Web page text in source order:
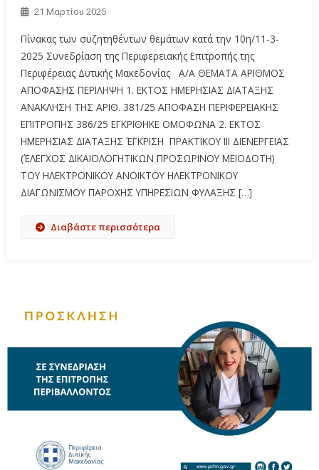
21 Μαρτίου 2025
Πίνακας των συζητηθέντων θεμάτων κατά την 10η/11-3-
2025 Συνεδρίαση της Περιφερειακής Επιτροπής της
Περιφέρειας Δυτικής Μακεδονίας Α/Α ΘΕΜΑΤΑ ΑΡΙΘΜΟΣ
ΑΠΟΦΑΣΗΣ ΠΕΡΙΛΗΨΗ 1. ΕΚΤΟΣ ΗΜΕΡΗΣΙΑΣ ΔΙΑΤΑΞΗΣ
ΑΝΑΚΛΗΣΗ ΤΗΣ ΑΡΙΘ. 381/25 ΑΠΟΦΑΣΗ ΠΕΡΙΦΕΡΕΙΑΚΗΣ
ΕΠΙΤΡΟΠΗΣ 386/25 ΕΓΚΡΙΘΗΚΕ ΟΜΟΦΩΝΑ 2. ΕΚΤΟΣ
ΗΜΕΡΗΣΙΑΣ ΔΙΑΤΑΞΗΣ ΈΓΚΡΙΣΗ ΠΡΑΚΤΙΚΟΥ ΙΙΙ ΔΙΕΝΕΡΓΕΙΑΣ
(ΈΛΕΓΧΟΣ ΔΙΚΑΙΟΛΟΓΗΤΙΚΩΝ ΠΡΟΣΩΡΙΝΟΥ ΜΕΙΟΔΟΤΗ)
ΤΟΥ ΗΛΕΚΤΡΟΝΙΚΟΥ ΑΝΟΙΚΤΟΥ ΗΛΕΚΤΡΟΝΙΚΟΥ
ΔΙΑΓΩΝΙΣΜΟΥ ΠΑΡΟΧΗΣ ΥΠΗΡΕΣΙΩΝ ΦΥΛΑΞΗΣ […]
Διαβάστε περισσότερα